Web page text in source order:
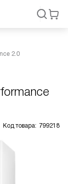
2.0
Код товара: 799218